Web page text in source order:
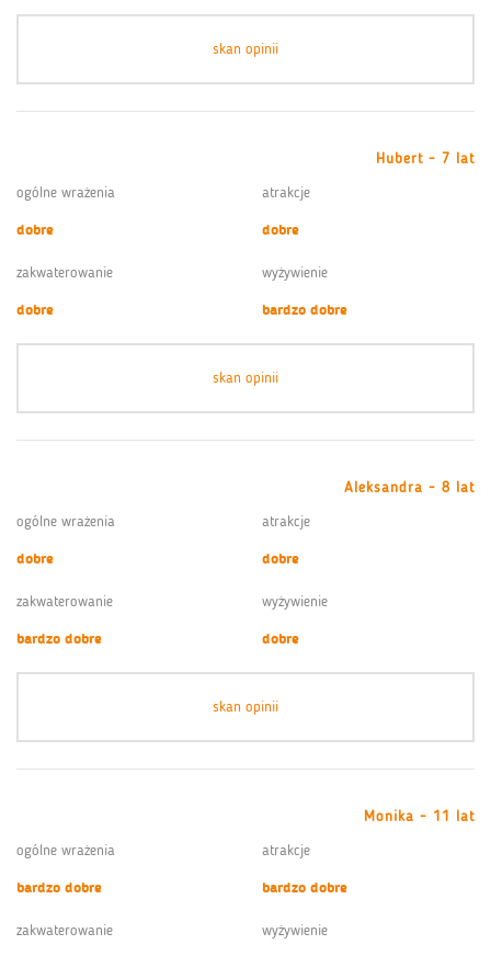
skan opinii
Hubert - 7 lat
ogólne wrażenia
dobre
atrakcje
dobre
zakwaterowanie
dobre
wyżywienie
bardzo dobre
skan opinii
Aleksandra - 8 lat
ogólne wrażenia
dobre
atrakcje
dobre
zakwaterowanie
bardzo dobre
wyżywienie
dobre
skan opinii
Monika - 11 lat
ogólne wrażenia
bardzo dobre
atrakcje
bardzo dobre
zakwaterowanie
wyżywienie